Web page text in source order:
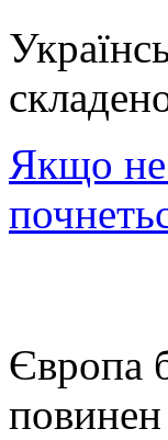
Якщо не
Європа
повинен